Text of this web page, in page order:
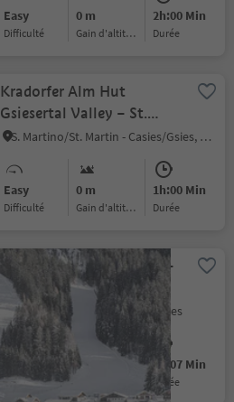
Easy
Difficulté
0 m
Gain d'altitude
2h:00 Min
durée
Kradorfer Alm Hut
Gsiesertal Valley – St.
Magdalena
S. Martino/St. Martin - Casies/Gsies, Gsies/Valle di Casies
Easy
Difficulté
0 m
Gain d'altitude
1h:00 Min
durée
Ski lift Gsiesertal Valley –
Pichl
Colle/Pichl, Gsies/Valle di Casies
Easy
Difficulté
0 m 0h:07 Min
durée